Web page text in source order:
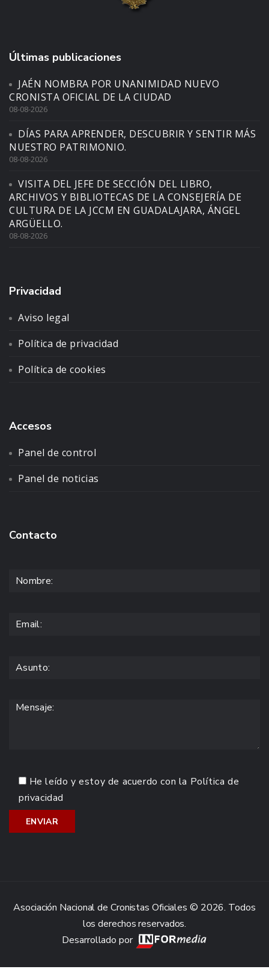
Últimas publicaciones
JAÉN NOMBRA POR UNANIMIDAD NUEVO
CRONISTA OFICIAL DE LA CIUDAD
08-08-2026
DÍAS PARA APRENDER, DESCUBRIR Y SENTIR MÁS
NUESTRO PATRIMONIO.
08-08-2026
VISITA DEL JEFE DE SECCIÓN DEL LIBRO,
ARCHIVOS Y BIBLIOTECAS DE LA CONSEJERÍA DE
CULTURA DE LA JCCM EN GUADALAJARA, ÁNGEL
ARGÜELLO.
08-08-2026
Privacidad
Aviso legal
Política de privacidad
Política de cookies
Accesos
Panel de control
Panel de noticias
Contacto
He leído y estoy de acuerdo con la Política de
privacidad
Asociación Nacional de Cronistas Oficiales © 2026. Todos
los derechos reservados.
Desarrollado por